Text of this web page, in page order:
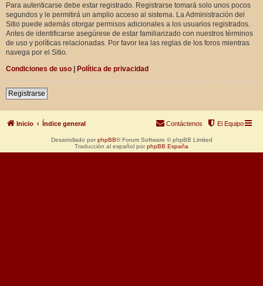
Para autenticarse debe estar registrado. Registrarse tomará solo unos pocos
segundos y le permitirá un amplio acceso al sistema. La Administración del
Sitio puede además otorgar permisos adicionales a los usuarios registrados.
Antes de identificarse asegúrese de estar familiarizado con nuestros términos
de uso y políticas relacionadas. Por favor lea las reglas de los foros mientras
navega por el Sitio.
Condiciones de uso | Política de privacidad
Registrarse
Inicio Índice general El Equipo
Contáctenos
Desarrollado por phpBB® Forum Software © phpBB Limited
Traducción al español por phpBB España